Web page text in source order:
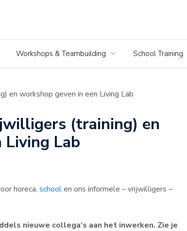
Workshops & Teambuilding School Training
en workshop geven in een Living Lab
(training) en
Living Lab
horeca, schoolen ons informele – vrijwilligers –
nieuwe collega’s aan het inwerken. Zie je